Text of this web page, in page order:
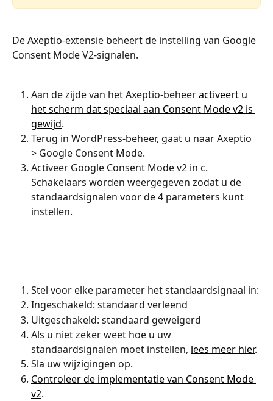
De Axeptio-extensie beheert de instelling van Google
Consent Mode V2-signalen.
Aan de zijde van het Axeptio-beheer activeert u
het scherm dat speciaal aan Consent Mode v2 is
gewijd.
Terug in WordPress-beheer, gaat u naar Axeptio
> Google Consent Mode.
Activeer Google Consent Mode v2 in c.
Schakelaars worden weergegeven zodat u de
standaardsignalen voor de 4 parameters kunt
instellen.
Stel voor elke parameter het standaardsignaal in:
Ingeschakeld: standaard verleend
Uitgeschakeld: standaard geweigerd
Als u niet zeker weet hoe u uw
standaardsignalen moet instellen, lees meer hier.
Sla uw wijzigingen op.
Controleer de implementatie van Consent Mode
v2.